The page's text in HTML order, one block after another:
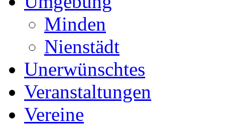
Minden
Nienstädt
Unerwünschtes
Veranstaltungen
Vereine